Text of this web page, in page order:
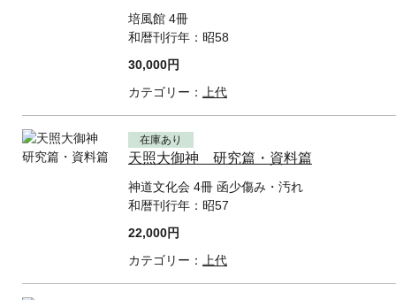
培風館 4冊
和暦刊行年： 昭58
30,000円
カテゴリー： 上代
在庫あり
天照大御神 研究篇・資料篇
神道文化会 4冊 函少傷み・汚れ
和暦刊行年： 昭57
22,000円
カテゴリー： 上代